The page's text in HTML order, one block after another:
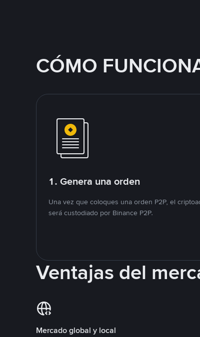
CÓMO
1. Genera una orden
Una vez que coloques una orden P2P, el
será custodiado por Binance P2P.
Ventajas del
Mercado global y local